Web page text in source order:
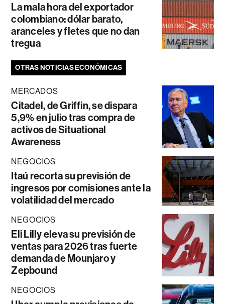
La mala hora del exportador
colombiano: dólar barato,
aranceles y fletes que no dan
tregua
OTRAS NOTICIAS ECONÓMICAS
MERCADOS
Citadel, de Griffin, se dispara
5,9% en julio tras compra de
activos de Situational
Awareness
NEGOCIOS
Itaú recorta su previsión de
ingresos por comisiones ante la
volatilidad del mercado
NEGOCIOS
Eli Lilly eleva su previsión de
ventas para 2026 tras fuerte
demanda de Mounjaro y
Zepbound
NEGOCIOS